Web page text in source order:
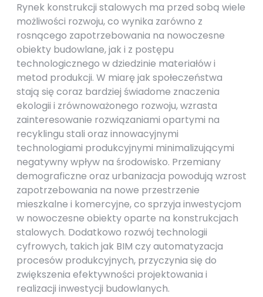
Rynek konstrukcji stalowych ma przed sobą wiele
możliwości rozwoju, co wynika zarówno z
rosnącego zapotrzebowania na nowoczesne
obiekty budowlane, jak i z postępu
technologicznego w dziedzinie materiałów i
metod produkcji. W miarę jak społeczeństwa
stają się coraz bardziej świadome znaczenia
ekologii i zrównoważonego rozwoju, wzrasta
zainteresowanie rozwiązaniami opartymi na
recyklingu stali oraz innowacyjnymi
technologiami produkcyjnymi minimalizującymi
negatywny wpływ na środowisko. Przemiany
demograficzne oraz urbanizacja powodują wzrost
zapotrzebowania na nowe przestrzenie
mieszkalne i komercyjne, co sprzyja inwestycjom
w nowoczesne obiekty oparte na konstrukcjach
stalowych. Dodatkowo rozwój technologii
cyfrowych, takich jak BIM czy automatyzacja
procesów produkcyjnych, przyczynia się do
zwiększenia efektywności projektowania i
realizacji inwestycji budowlanych.